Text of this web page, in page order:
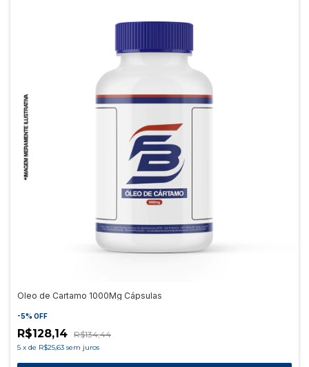
Oleo de Cartamo 1000Mg Cápsulas
-5% OFF
R$128,14 R$134,44
5 x de R$25,63 sem juros